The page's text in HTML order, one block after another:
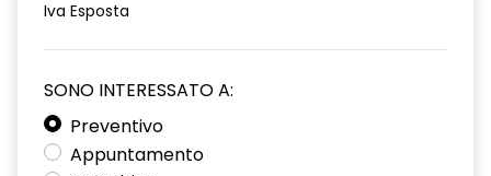
distance warning avviso distanza di sicurezza
driver display 10''
eCall funzionalità soggetta a copertura di rete;
Iva Esposta
SONO INTERESSATO A:
Preventivo
Appuntamento